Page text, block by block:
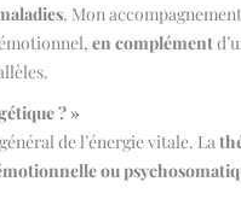
. Mon
en complément
? »
de l’énergie vitale. La
ou